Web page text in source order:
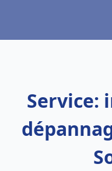
Service: